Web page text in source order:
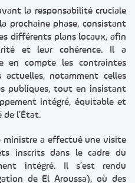
la responsabilité cruciale
prochaine phase, consistant
différents plans locaux, afin
et leur cohérence. Il a
en compte les contraintes
actuelles, notamment celles
publiques, tout en insistant
intégré, équitable et
de l’État.
ministre a effectué une visite
inscrits dans le cadre du
intégré. Il s’est rendu
de El Aroussa), où des